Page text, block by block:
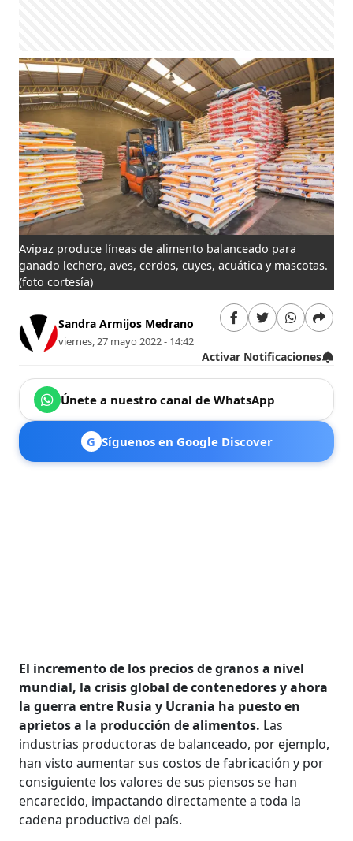
Avipaz produce líneas de alimento balanceado para
ganado lechero, aves, cerdos, cuyes, acuática y mascotas.
(foto cortesía)
Sandra Armijos Medrano
viernes, 27 mayo 2022 - 14:42
Activar Notificaciones
Únete a nuestro canal de WhatsApp
G Síguenos en Google Discover
El incremento de los precios de granos a nivel
mundial, la crisis global de contenedores y ahora
la guerra entre Rusia y Ucrania ha puesto en
aprietos a la producción de alimentos. Las
industrias productoras de balanceado, por ejemplo,
han visto aumentar sus costos de fabricación y por
consiguiente los valores de sus piensos se han
encarecido, impactando directamente a toda la
cadena productiva del país.